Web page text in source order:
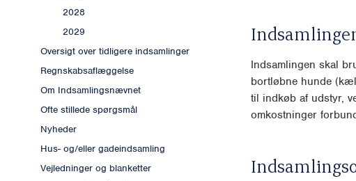
2028
2029
Oversigt over tidligere indsamlinger
Regnskabsaflæggelse
Om Indsamlingsnævnet
Ofte stillede spørgsmål
Nyheder
Hus- og/eller gadeindsamling
Vejledninger og blanketter
Indsamlingen skal
bortløbne hunde
til indkøb af udstyr,
omkostninger